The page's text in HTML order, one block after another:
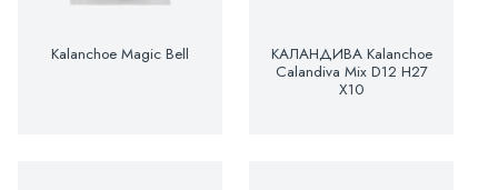
Kalanchoe Magic Bell
КАЛАНДИВА Kalanchoe
Calandiva Mix D12 H27
X10